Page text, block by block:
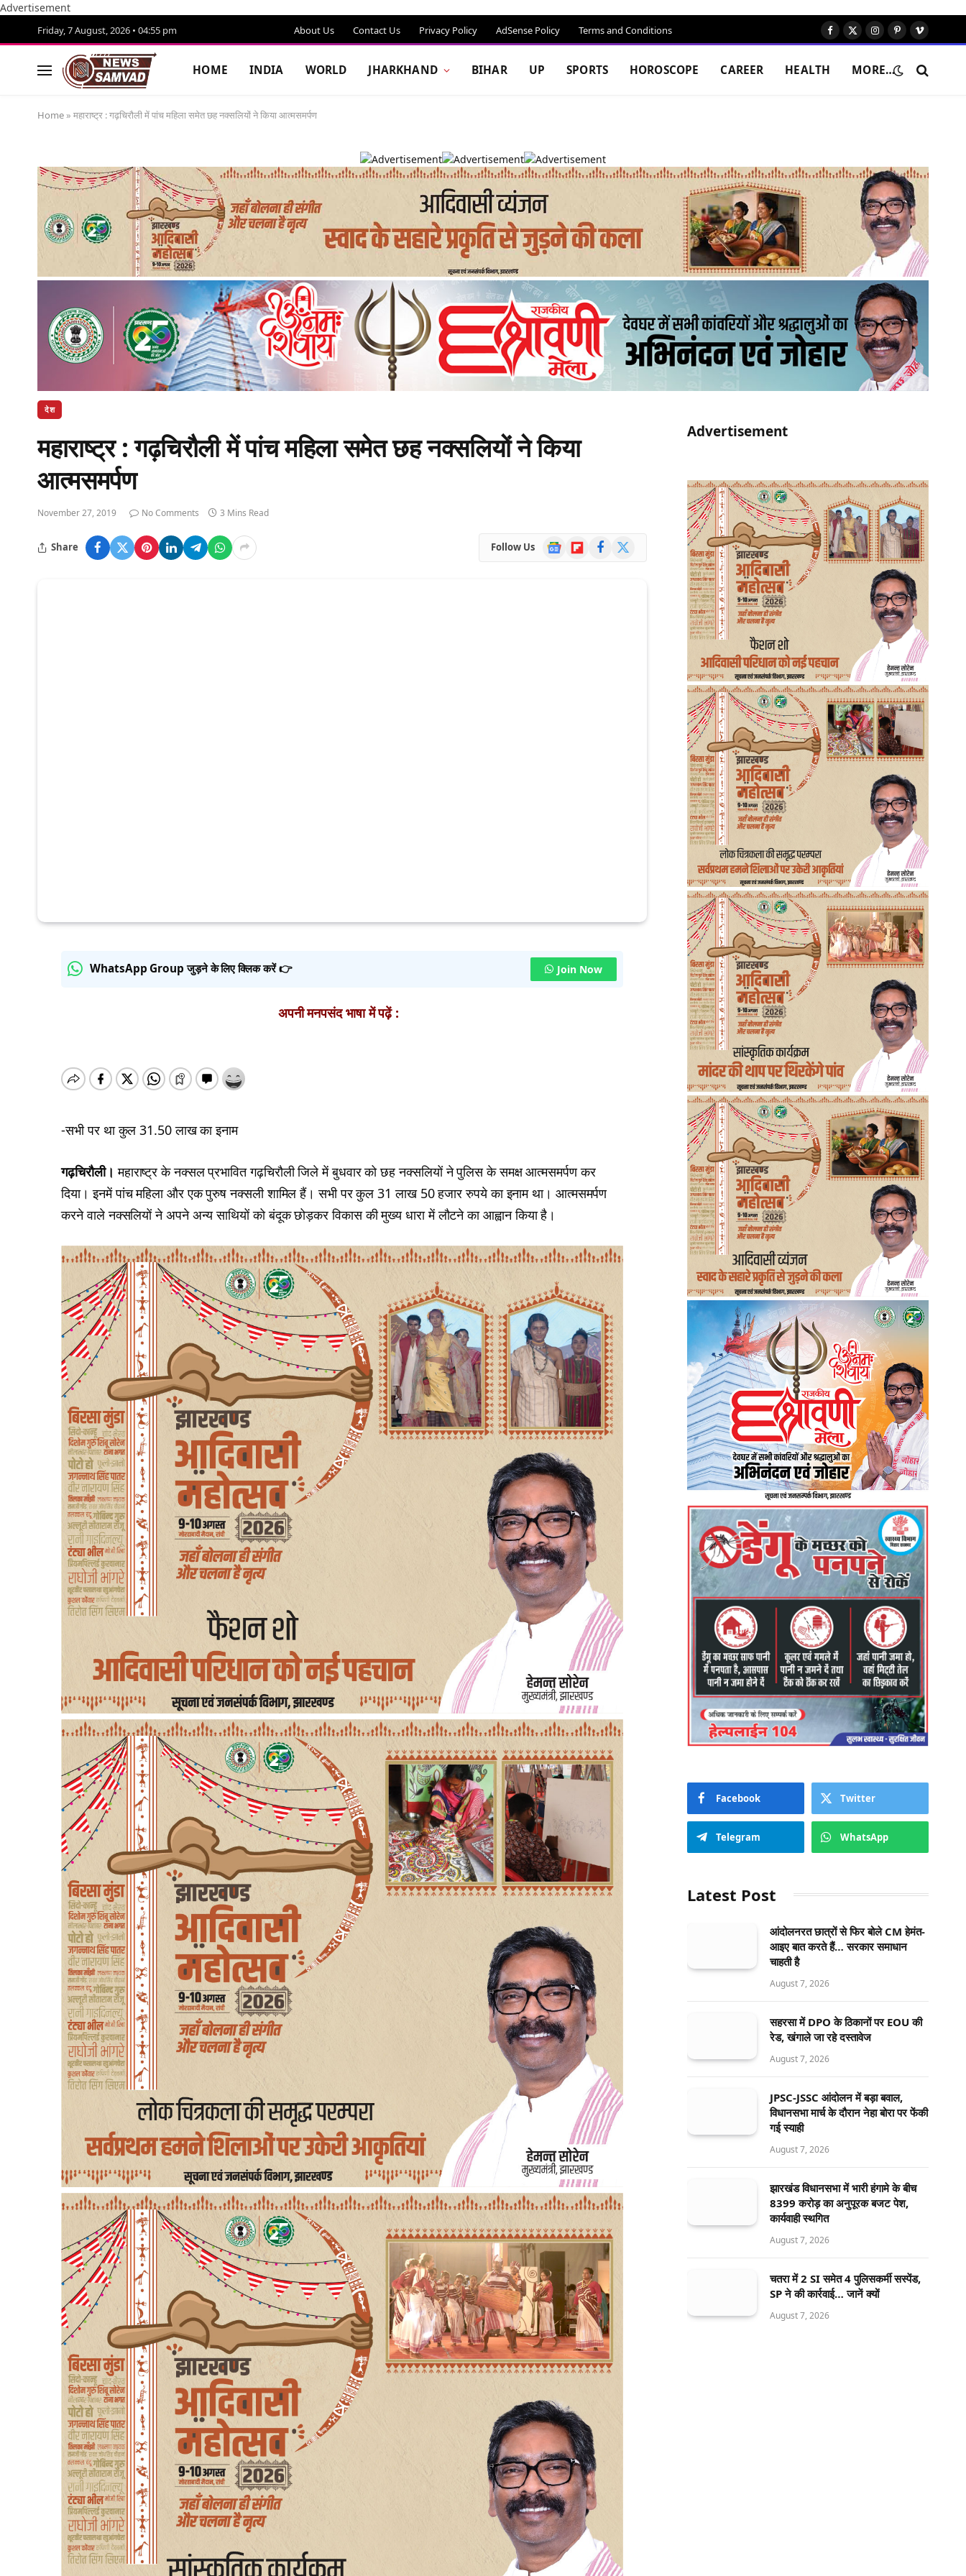
Advertisement
Friday, 7 August, 2026 • 04:55 pm About Us Contact Us Privacy Policy AdSense Policy Terms and Conditions Facebook
X
Instagram
Pinterest
Vimeo
HOME INDIA WORLD JHARKHAND BIHAR UP SPORTS HOROSCOPE CAREER HEALTH MORE…
Home » महाराष्ट्र : गढ़चिरौली में पांच महिला समेत छह नक्सलियों ने किया आत्मसमर्पण
देश
महाराष्ट्र : गढ़चिरौली में पांच महिला समेत छह नक्सलियों ने किया
आत्मसमर्पण
November 27, 2019 No Comments 3 Mins Read
Share Follow Us
Google
News
FlipboardFacebook
WhatsApp Group जुड़ने के लिए क्लिक करें 👉 Join Now
अपनी मनपसंद भाषा में पढ़ें :
-सभी पर था कुल 31.50 लाख का इनाम
गढ़चिरौली। महाराष्ट्र के नक्सल प्रभावित गढ़चिरौली जिले में बुधवार को छह नक्सलियों ने पुलिस के समक्ष आत्मसमर्पण कर
दिया। इनमें पांच महिला और एक पुरुष नक्सली शामिल हैं। सभी पर कुल 31 लाख 50 हजार रुपये का इनाम था। आत्मसमर्पण
करने वाले नक्सलियों ने अपने अन्य साथियों को बंदूक छोड़कर विकास की मुख्य धारा में लौटने का आह्वान किया है।
Advertisement
Facebook Twitter
Telegram WhatsApp
Latest Post
आंदोलनरत छात्रों से फिर बोले CM हेमंत-
आइए बात करते हैं… सरकार समाधान
चाहती है
August 7, 2026
सहरसा में DPO के ठिकानों पर EOU की
रेड, खंगाले जा रहे दस्तावेज
August 7, 2026
JPSC-JSSC आंदोलन में बड़ा बवाल,
विधानसभा मार्च के दौरान नेहा बोरा पर फेंकी
गई स्याही
August 7, 2026
झारखंड विधानसभा में भारी हंगामे के बीच
8399 करोड़ का अनुपूरक बजट पेश,
कार्यवाही स्थगित
August 7, 2026
चतरा में 2 SI समेत 4 पुलिसकर्मी सस्पेंड,
SP ने की कार्रवाई… जानें क्यों
August 7, 2026